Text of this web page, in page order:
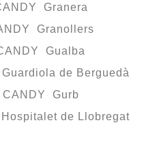
Granera
Granollers
Gualba
de Berguedà
Gurb
de Llobregat